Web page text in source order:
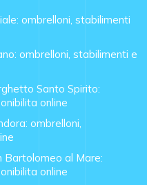
ombrelloni, stabilimenti
ombrelloni, stabilimenti e
Santo Spirito:
online
ombrelloni,
Bartolomeo al Mare:
online